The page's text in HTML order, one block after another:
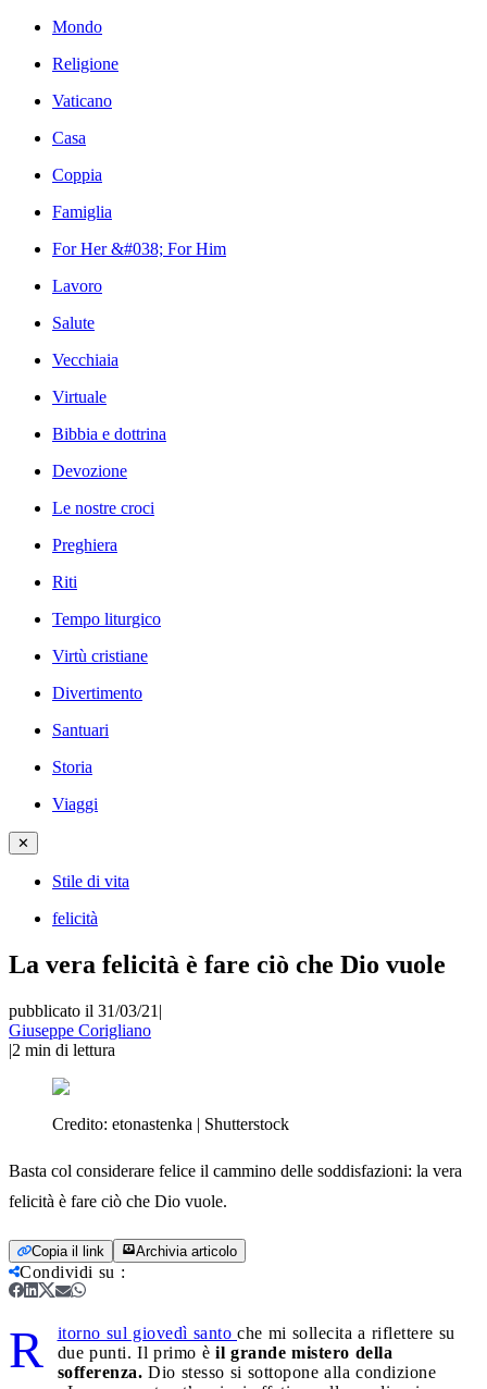
Mondo
Religione
Vaticano
Casa
Coppia
Famiglia
For Her &#038; For Him
Lavoro
Salute
Vecchiaia
Virtuale
Bibbia e dottrina
Devozione
Le nostre croci
Preghiera
Riti
Tempo liturgico
Virtù cristiane
Divertimento
Santuari
Storia
Viaggi
✕
Stile di vita
felicità
La vera felicità è fare ciò che Dio vuole
pubblicato il 31/03/21 |
Giuseppe Corigliano
|2 min di lettura
Credito: etonastenka | Shutterstock
Basta col considerare felice il cammino delle soddisfazioni: la vera
felicità è fare ciò che Dio vuole.
Copia il link Archivia articolo
Condividi su :
R itorno sul giovedì santo che mi sollecita a riflettere su
due punti. Il primo è il grande mistero della
sofferenza. Dio stesso si sottopone alla condizione